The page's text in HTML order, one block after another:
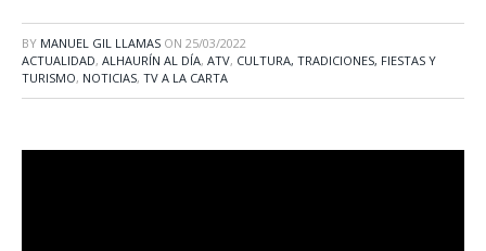
BY MANUEL GIL LLAMAS ON 25/03/2022
ACTUALIDAD, ALHAURÍN AL DÍA, ATV, CULTURA, TRADICIONES, FIESTAS Y
TURISMO, NOTICIAS, TV A LA CARTA